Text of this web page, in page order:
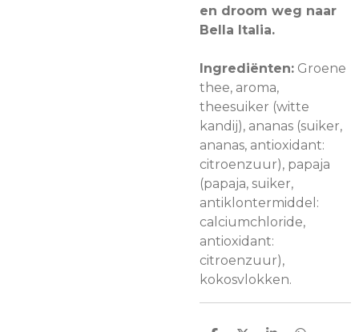
en droom weg naar
Bella Italia.
Ingrediënten: Groene
thee, aroma,
theesuiker (witte
kandij), ananas (suiker,
ananas, antioxidant:
citroenzuur), papaja
(papaja, suiker,
antiklontermiddel:
calciumchloride,
antioxidant:
citroenzuur),
kokosvlokken.